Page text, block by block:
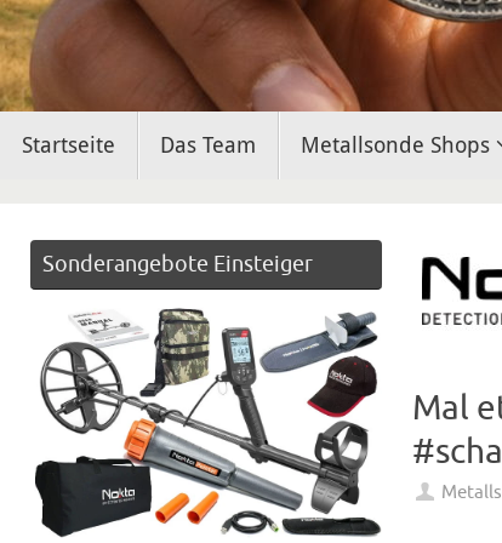
InhaltStartseite Das Team Metallsonde Shops
Mal
Sonderangebote Einsteiger